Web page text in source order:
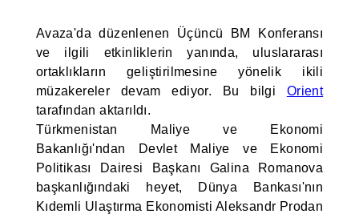
Avaza'da düzenlenen Üçüncü BM Konferansı
ve ilgili etkinliklerin yanında, uluslararası
ortaklıkların geliştirilmesine yönelik ikili
müzakereler devam ediyor. Bu bilgi Orient
tarafından aktarıldı.
Türkmenistan Maliye ve Ekonomi
Bakanlığı'ndan Devlet Maliye ve Ekonomi
Politikası Dairesi Başkanı Galina Romanova
başkanlığındaki heyet, Dünya Bankası'nın
Kıdemli Ulaştırma Ekonomisti Aleksandr Prodan